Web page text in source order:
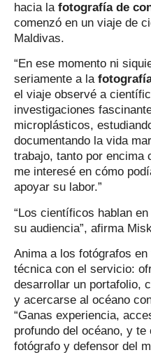
hacia la fotografía de
comenzó en un viaje de
Maldivas.
“En ese momento ni
seriamente a la
el viaje observé a
investigaciones
microplásticos,
documentando la vida
trabajo, tanto por encima
me interesé en cómo
apoyar su labor.”
“Los científicos hablan
su audiencia”, afirma
Anima a los fotógrafos
técnica con el servicio:
desarrollar un portafolio,
y acercarse al océano
“Ganas experiencia,
profundo del océano, y
fotógrafo y defensor del